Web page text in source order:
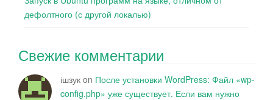
дефолтного (с другой локалью)
Свежие комментарии
ішзук on После установки WordPress: Файл «wp-
config.php» уже существует. Если вам нужно